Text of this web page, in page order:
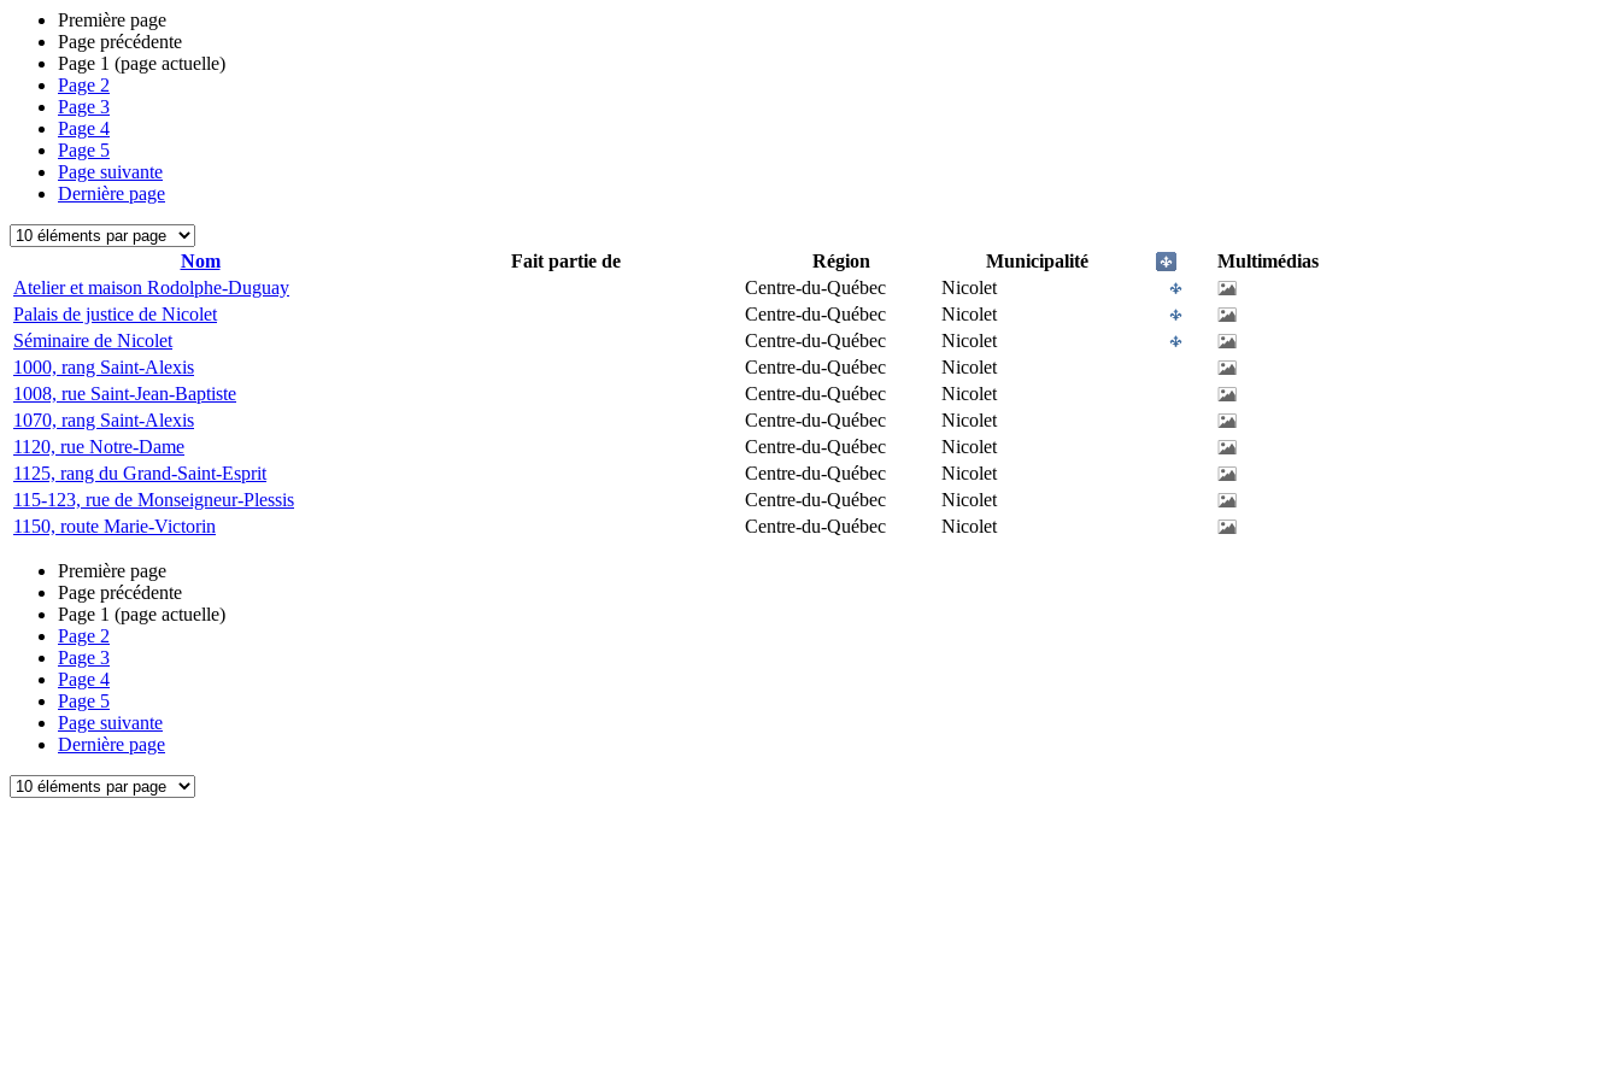
Première page
Page précédente
Page 1 (page actuelle)
Page 2
Page 3
Page 4
Page 5
Page suivante
Dernière page
Nom Fait partie de Région Municipalité
Multimédias
Atelier et maison Rodolphe-Duguay
Centre-du-Québec
Nicolet
Palais de justice de Nicolet
Centre-du-Québec
Nicolet
Séminaire de Nicolet
Centre-du-Québec
Nicolet
1000, rang Saint-Alexis
Centre-du-Québec
Nicolet
1008, rue Saint-Jean-Baptiste
Centre-du-Québec
Nicolet
1070, rang Saint-Alexis
Centre-du-Québec
Nicolet
1120, rue Notre-Dame
Centre-du-Québec
Nicolet
1125, rang du Grand-Saint-Esprit
Centre-du-Québec
Nicolet
115-123, rue de Monseigneur-Plessis
Centre-du-Québec
Nicolet
1150, route Marie-Victorin
Centre-du-Québec Nicolet
Première page
Page précédente
Page 1 (page actuelle)
Page 2
Page 3
Page 4
Page 5
Page suivante
Dernière page